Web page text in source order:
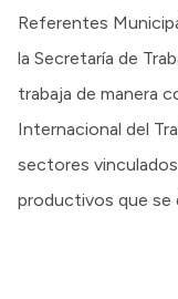
Referentes
la Secretaría de
trabaja de manera
Internacional del
sectores
productivos que se